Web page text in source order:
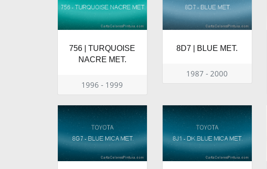
756 | TURQUOISE
NACRE MET.
1996 - 1999
8D7 | BLUE MET.
1987 - 2000